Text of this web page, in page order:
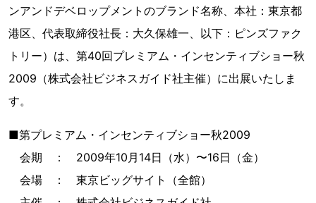
ンアンドデベロップメントのブランド名称、本社：東京都
港区、代表取締役社長：大久保雄一、以下：ピンズファク
トリー）は、第40回プレミアム・インセンティブショー秋
2009（株式会社ビジネスガイド社主催）に出展いたしま
す。
■第プレミアム・インセンティブショー秋2009
会期 ： 2009年10月14日（水）〜16日（金）
会場 ： 東京ビッグサイト（全館）